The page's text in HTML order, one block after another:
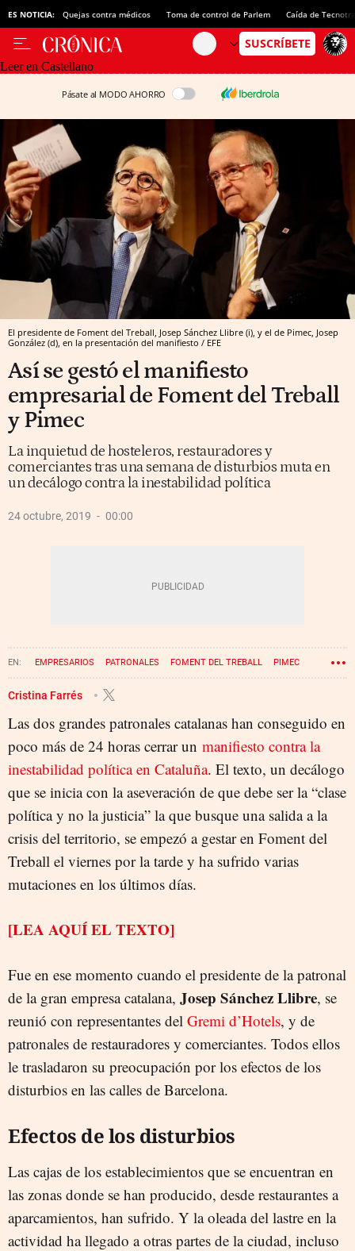
ES NOTICIA: Quejas contra médicos Toma de control de Parlem Caída de
Leer en Castellano
Pásate al MODO AHORRO
El presidente de Foment del Treball, Josep Sánchez Llibre (i), y el de Pimec, Josep
González (d), en la presentación del manifiesto / EFE
Así se gestó el manifiesto
empresarial de Foment del Treball
y Pimec
La inquietud de hosteleros, restauradores y
comerciantes tras una semana de disturbios muta en
un decálogo contra la inestabilidad política
24 octubre, 2019 00:00
EMPRESARIOS PATRONALES FOMENT DEL TREBALL PIMEC
JOSEP SÁNCHEZ LLIBRE
Cristina Farrés
Las dos grandes patronales catalanas han conseguido en
poco más de 24 horas cerrar un manifiesto contra la
inestabilidad política en Cataluña. El texto, un decálogo
que se inicia con la aseveración de que debe ser la “clase
política y no la justicia” la que busque una salida a la
crisis del territorio, se empezó a gestar en Foment del
Treball el viernes por la tarde y ha sufrido varias
mutaciones en los últimos días.
[LEA AQUÍ EL TEXTO]
Fue en ese momento cuando el presidente de la patronal
de la gran empresa catalana, Josep Sánchez Llibre, se
reunió con representantes del Gremi d’Hotels, y de
patronales de restauradores y comerciantes. Todos ellos
le trasladaron su preocupación por los efectos de los
disturbios en las calles de Barcelona.
Efectos de los disturbios
Las cajas de los establecimientos que se encuentran en
las zonas donde se han producido, desde restaurantes a
aparcamientos, han sufrido. Y la oleada del lastre en la
actividad ha llegado a otras partes de la ciudad, incluso